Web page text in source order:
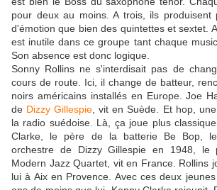
pour deux au moins. A trois, ils produisent
d'émotion que bien des quintettes et sextet.
est inutile dans ce groupe tant chaque
Son absence est donc logique.
Sonny Rollins ne s'interdisait pas de
cours de route. Ici, il change de batteur,
noirs américains installés en Europe. Joe
de Dizzy Gillespie , vit en Suède. Et hop,
la radio suédoise. Là, ça joue plus
Clarke, le père de la batterie Be Bop,
orchestre de Dizzy Gillespie en 1948, le
Modern Jazz Quartet, vit en France. Rollins
lui à Aix en Provence. Avec ces deux